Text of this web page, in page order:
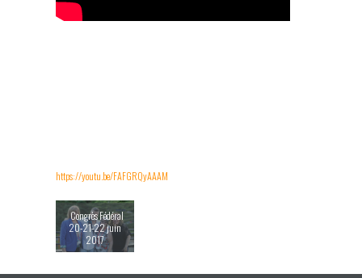
https://youtu.be/FAFGRQyAAAM
Congrès Fédéral
20-21-22 juin
2017